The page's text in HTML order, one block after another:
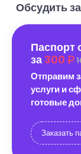
Обсудить
Паспорт
за 300
Отправим
услуги и
готовые
Заказать